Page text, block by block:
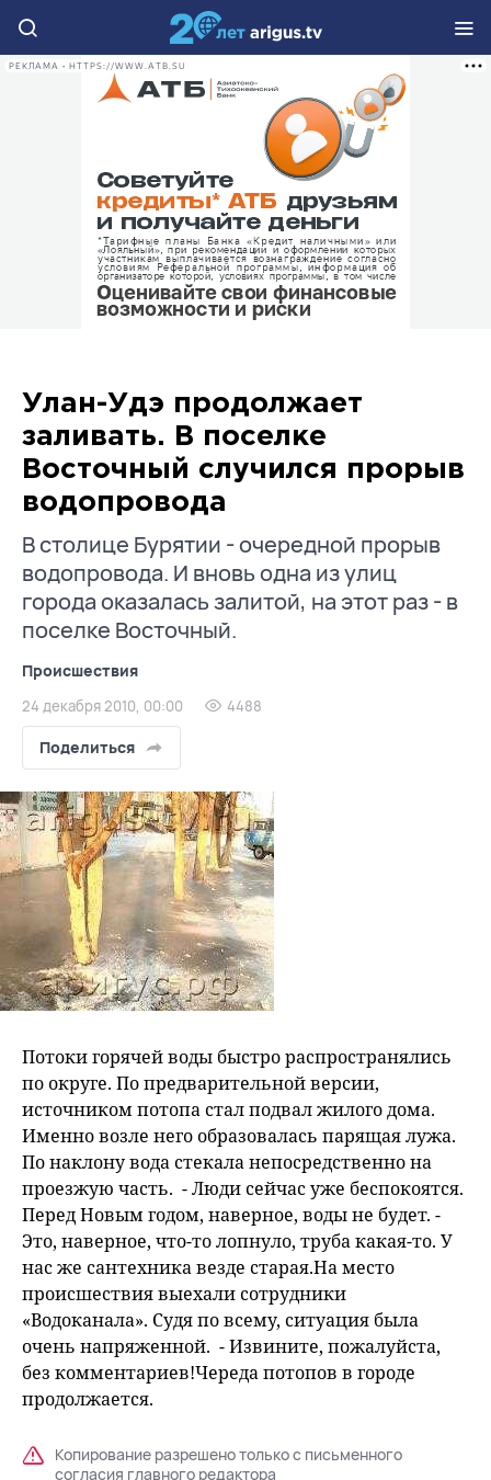
РЕКЛАМА • HTTPS://WWW.ATB.SU
Улан-Удэ продолжает
заливать. В поселке
Восточный случился прорыв
водопровода
В столице Бурятии - очередной прорыв
водопровода. И вновь одна из улиц
города оказалась залитой, на этот раз - в
поселке Восточный.
Происшествия
24 декабря 2010, 00:00 4488
Поделиться
Потоки горячей воды быстро распространялись
по округе. По предварительной версии,
источником потопа стал подвал жилого дома.
Именно возле него образовалась парящая лужа.
По наклону вода стекала непосредственно на
проезжую часть. - Люди сейчас уже беспокоятся.
Перед Новым годом, наверное, воды не будет. -
Это, наверное, что-то лопнуло, труба какая-то. У
нас же сантехника везде старая.На место
происшествия выехали сотрудники
«Водоканала». Судя по всему, ситуация была
очень напряженной. - Извините, пожалуйста,
без комментариев!Череда потопов в городе
продолжается.
Копирование разрешено только с письменного
согласия главного редактора